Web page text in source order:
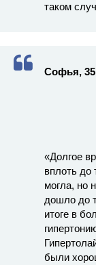
таком
Софья,
«Долгое
вплоть до
могла, но
дошло до
итоге в
были